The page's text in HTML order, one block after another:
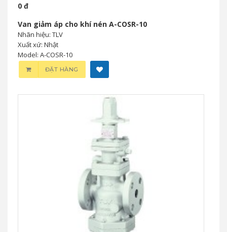
0 đ
Van giảm áp cho khí nén A-COSR-10
Nhãn hiệu: TLV
Xuất xứ: Nhật
Model: A-COSR-10
ĐẶT HÀNG